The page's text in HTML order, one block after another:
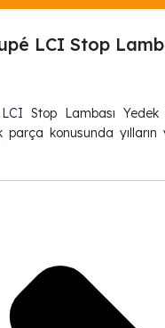
LCI Stop
Stop Lambası
parça konusunda